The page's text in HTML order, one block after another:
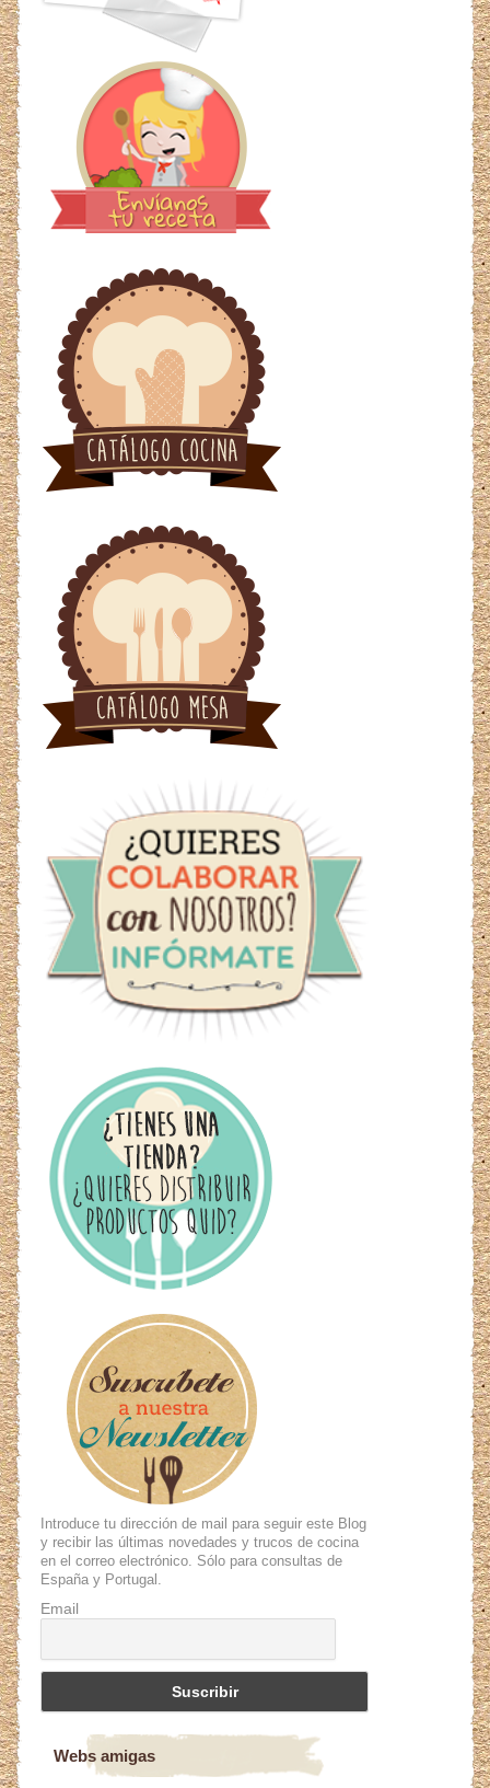
Introduce tu dirección de mail para seguir este Blog
y recibir las últimas novedades y trucos de cocina
en el correo electrónico. Sólo para consultas de
España y Portugal.
Email
Webs amigas